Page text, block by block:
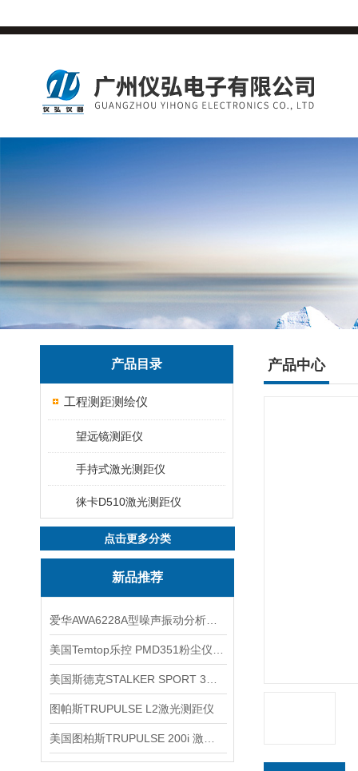
产品目录
工程测距测绘仪
望远镜测距仪
手持式激光测距仪
徕卡D510激光测距仪
点击更多分类
新品推荐
图帕斯TRUPULSE L2激光测距仪
产品中心